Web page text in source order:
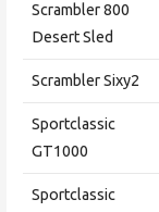
Scrambler 800
Desert Sled
Scrambler Sixy2
Sportclassic
GT1000
Sportclassic